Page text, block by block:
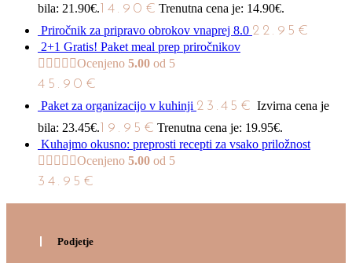
bila: 21.90€.14.90 € Trenutna cena je: 14.90€.
Priročnik za pripravo obrokov vnaprej 8.0 22.95 €
2+1 Gratis! Paket meal prep priročnikov
Ocenjeno 5.00 od 5
45.90 €
Paket za organizacijo v kuhinji 23.45 € Izvirna cena je
bila: 23.45€.19.95 € Trenutna cena je: 19.95€.
Kuhajmo okusno: preprosti recepti za vsako priložnost
Ocenjeno 5.00 od 5
34.95 €
Podjetje